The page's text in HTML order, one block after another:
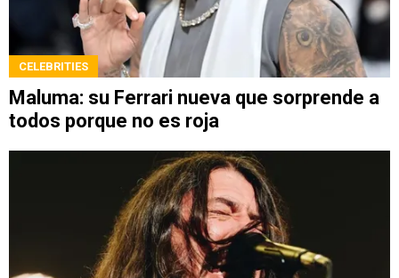
CELEBRITIES
Maluma: su Ferrari nueva que sorprende a
todos porque no es roja